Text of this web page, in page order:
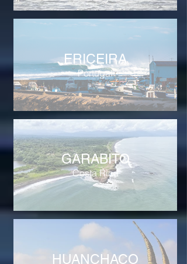
ERICEIRA
Portugal
GARABITO
Costa Rica
HUANCHACO